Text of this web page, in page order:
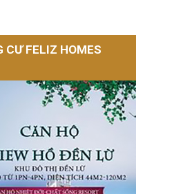
CƯ FELIZ HOMES